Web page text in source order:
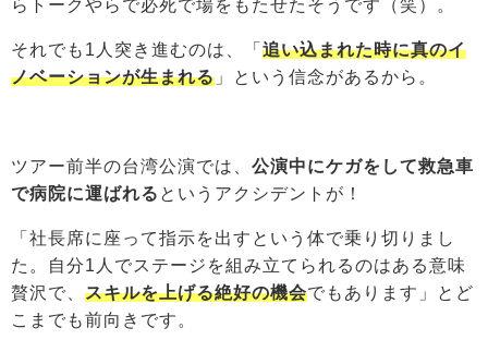
らトークやらで必死で場をもたせたそうです（笑）。
それでも1人突き進むのは、「 追い込まれた時に真のイ
ノベーションが生まれる 」という信念があるから。
ツアー前半の台湾公演では、 公演中にケガをして救急車
で病院に運ばれる というアクシデントが！
「社長席に座って指示を出すという体で乗り切りまし
た。自分1人でステージを組み立てられるのはある意味
贅沢で、 スキルを上げる絶好の機会でもあります」とど
こまでも前向きです。